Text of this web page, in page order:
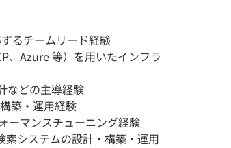
るチームリード経験
、Azure 等）を用いたインフラ
などの主導経験
築・運用経験
ーマンスチューニング経験
索システムの設計・構築・運用